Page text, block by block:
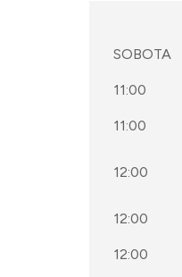
SOBOTA
11:00
11:00
12:00
12:00
12:00